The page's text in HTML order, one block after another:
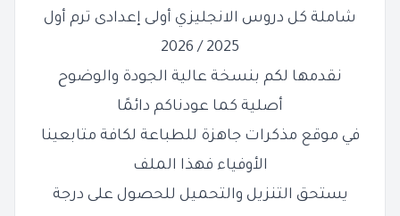
شاملة كل دروس الانجليزي أولى إعدادى ترم أول
2025 / 2026
نقدمها لكم بنسخة عالية الجودة والوضوح
أصلية كما عودناكم دائمًا
في موقع مذكرات جاهزة للطباعة لكافة متابعينا
الأوفياء فهذا الملف
يستحق التنزيل والتحميل للحصول على درجة